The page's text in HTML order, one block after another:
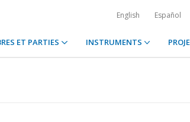
English Español
ET PARTIES INSTRUMENTS